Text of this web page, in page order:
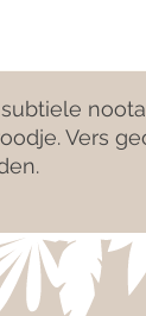
Vers